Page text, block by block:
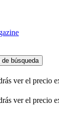
búsqueda
ver el precio
ver el precio